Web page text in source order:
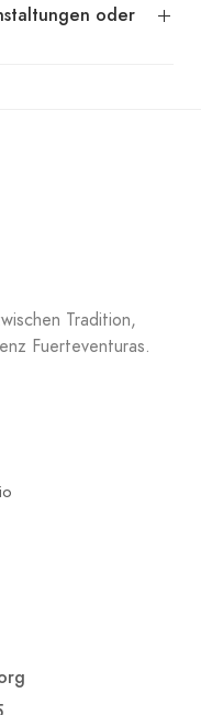
oder
Tradition,
Fuerteventuras.